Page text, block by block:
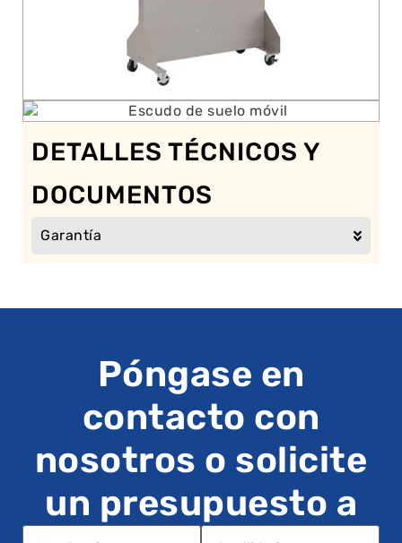
DETALLES TÉCNICOS Y
DOCUMENTOS
Garantía
Póngase en
contacto con
nosotros o solicite
un presupuesto a